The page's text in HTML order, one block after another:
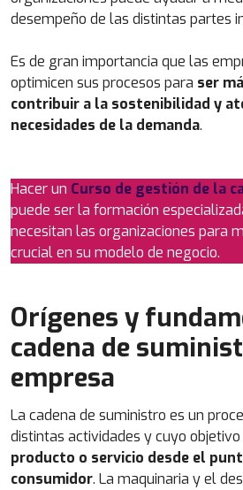
desempeño de las distintas partes
Es de gran importancia que las
optimicen sus procesos para ser
contribuir a la sostenibilidad y
necesidades de la demanda.
Hacer un Curso de gestión de la
puede ser la formación
necesitan las organizaciones para
crucial en su modelo de negocio.
Orígenes y
cadena de
empresa
La cadena de suministro es un
distintas actividades y cuyo objetivo
producto o servicio desde el
consumidor. La maquinaria y el